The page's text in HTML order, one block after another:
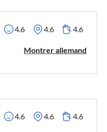
4.6 4.6 4.6
Montrer allemand
4.6 4.6 4.6